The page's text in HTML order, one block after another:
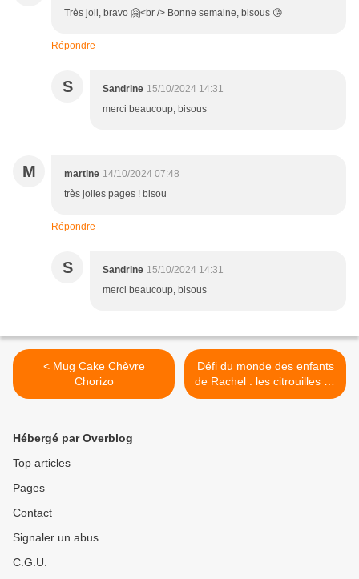
Très joli, bravo 🤗<br /> Bonne semaine, bisous 😘
Répondre
S Sandrine 15/10/2024 14:31
merci beaucoup, bisous
M martine 14/10/2024 07:48
très jolies pages ! bisou
Répondre
S Sandrine 15/10/2024 14:31
merci beaucoup, bisous
< Mug Cake Chèvre
Chorizo
Défi du monde des enfants
de Rachel : les citrouilles au
crochet >
Hébergé par Overblog
Top articles
Pages
Contact
Signaler un abus
C.G.U.